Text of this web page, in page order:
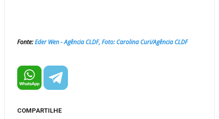
Fonte:Eder Wen - Agência CLDF, Foto: Carolina Curi/Agência CLDF
COMPARTILHE